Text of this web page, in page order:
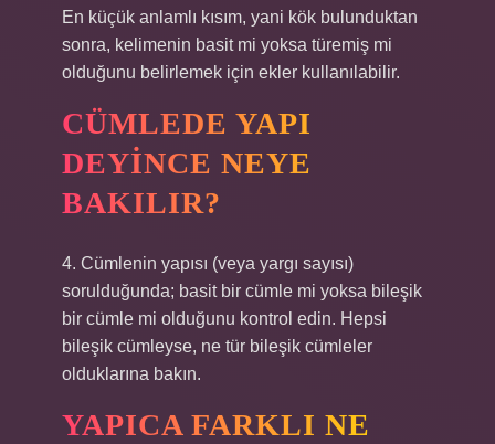
En küçük anlamlı kısım, yani kök bulunduktan
sonra, kelimenin basit mi yoksa türemiş mi
olduğunu belirlemek için ekler kullanılabilir.
CÜMLEDE YAPI
DEYINCE NEYE
BAKILIR?
4. Cümlenin yapısı (veya yargı sayısı)
sorulduğunda; basit bir cümle mi yoksa bileşik
bir cümle mi olduğunu kontrol edin. Hepsi
bileşik cümleyse, ne tür bileşik cümleler
olduklarına bakın.
YAPICA FARKLI NE